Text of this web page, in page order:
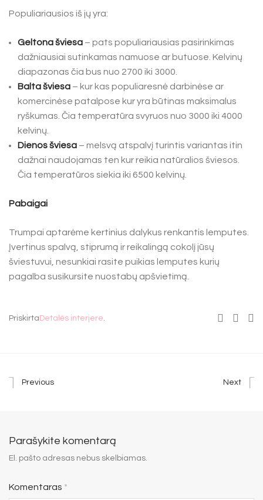
Populiariausios iš jų yra:
Geltona šviesa – pats populiariausias pasirinkimas
dažniausiai sutinkamas namuose ar butuose. Kelvinų
diapazonas čia bus nuo 2700 iki 3000.
Balta šviesa – kur kas populiaresnė darbinėse ar
komercinėse patalpose kur yra būtinas maksimalus
ryškumas. Čia temperatūra svyruos nuo 3000 iki 4000
kelvinų.
Dienos šviesa – melsvą atspalvį turintis variantas itin
dažnai naudojamas ten kur reikia natūralios šviesos.
Čia temperatūros siekia iki 6500 kelvinų.
Pabaigai
Trumpai aptarėme kertinius dalykus renkantis lemputes.
Įvertinus spalvą, stiprumą ir reikalingą cokolį jūsų
šviestuvui, nesunkiai rasite puikias lemputes kurių
pagalba susikursite nuostabų apšvietimą.
Priskirta Detalės interjere.
Previous Next
Parašykite komentarą
El. pašto adresas nebus skelbiamas.
Komentaras *